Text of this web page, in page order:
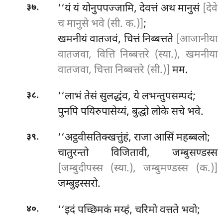
३७. ‘‘यं यं योनुपपज्जामि, देवत्तं अथ मानुसं [देवे
च मानुसे भवे (सी. क.)];
खमनीयं वातजवं, चित्तं निब्बत्तते [आजानीया
वातजवा, वित्ति निब्बत्तरे (स्या.), खमनीया
वातजवा, चित्ता निब्बत्तरे (सी.)] मम.
३८. ‘‘लाभंतेसं सुलद्धंव, ये लभन्तुपसम्पदं;
पुनपि पयिरुपासेय्यं, बुद्धो लोके सचे भवे.
३९.
‘‘अट्ठवीसतिक्खत्तुंहं, राजा आसिं महब्बलो;
चातुरन्तो विजितावी, जम्बुसण्डस्स
[जम्बुदीपस्स (स्या.), जम्बुमण्डस्स (क.)]
जम्बुइस्सरो.
४०.
‘‘इदं पच्छिमकं मय्हं, चरिमो वत्तते भवो;